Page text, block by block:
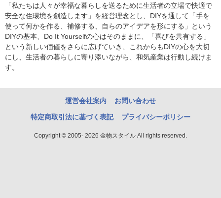
「私たちは人々が幸福な暮らしを送るために生活者の立場で快適で
安全な住環境を創造します」を経営理念とし、DIYを通して「手を
使って何かを作る、補修する、自らのアイデアを形にする」という
DIYの基本、Do It Yourselfの心はそのままに、「喜びを共有する」
という新しい価値をさらに広げていき、これからもDIYの心を大切
にし、生活者の暮らしに寄り添いながら、和気産業は行動し続けま
す。
運営会社案内 お問い合わせ
特定商取引法に基づく表記 プライバシーポリシー
Copyright © 2005- 2026 金物スタイル All rights reserved.